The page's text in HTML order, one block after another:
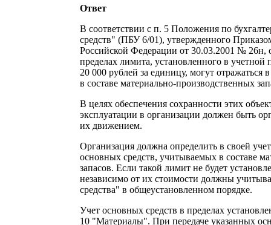
Ответ
В соответствии с п. 5 Положения по
средств" (ПБУ 6/01), утвержденного
Российской Федерации от 30.03.2001 № 26н,
пределах лимита, установленного в учетной
20 000 рублей за единицу, могут отражаться
в составе материально-производственных
В целях обеспечения сохранности этих
эксплуатации в организации должен быть
их движением.
Организация должна определить в своей
основных средств, учитываемых в составе
запасов. Если такой лимит не будет
независимо от их стоимости должны
средства" в общеустановленном порядке.
Учет основных средств в пределах
10 "Материалы". При передаче указанных